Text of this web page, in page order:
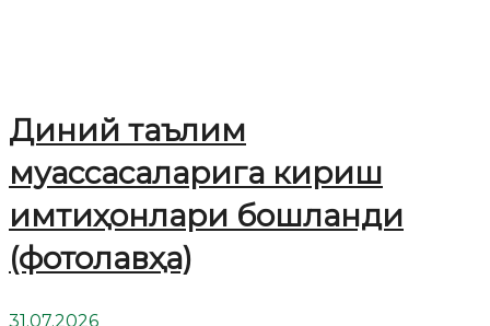
Диний таълим
муассасаларига кириш
имтиҳонлари бошланди
(фотолавҳа)
31.07.2026